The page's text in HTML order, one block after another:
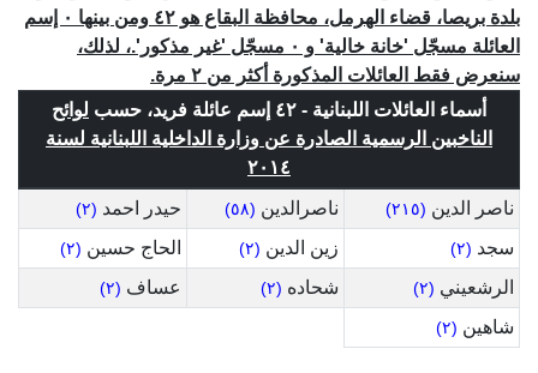
بلدة بريصا، قضاء الهرمل، محافظة البقاع هو ٤٢ ومن بينها ٠ إسم
العائلة مسجّل 'خانة خالية' و ٠ مسجّل 'غير مذكور'.، لذلك،
سنعرض فقط العائلات المذكورة أكثر من ٢ مرة.
أسماء العائلات اللبنانية - ٤٢ إسم عائلة فريد، حسب
لوائح
الناخبين الرسمية الصادرة عن وزارة الداخلية اللبنانية لسنة
٢٠١٤
ناصر الدين (٢١٥) ناصرالدين (٥٨) حيدر احمد (٢)
سجد (٢) زين الدين (٢) الحاج حسين (٢)
الرشعيني (٢) شحاده (٢) عساف (٢)
شاهين (٢)